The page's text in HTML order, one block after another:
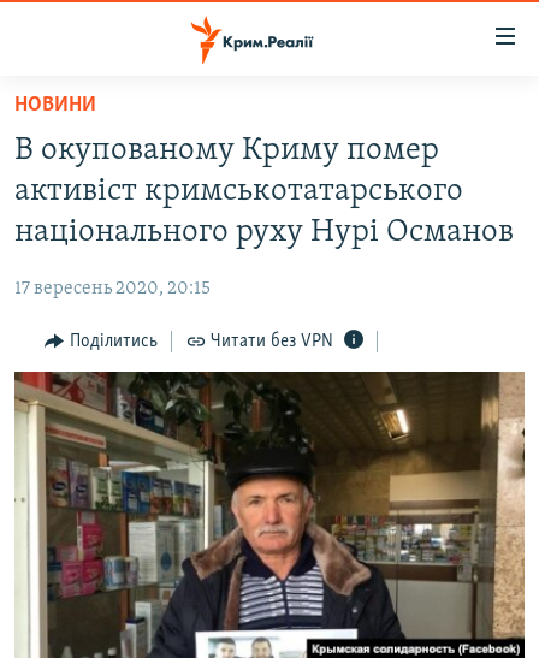
Перейти
основного
матеріалу
Перейти
до
основної
навігації
Перейти
до
пошуку
ВОДА.КРИМ
ВІДЕО ТА ФОТО
БЛОГИ
ПОГЛЯД
ІНТЕРВ'Ю
ВСЕ ЗА ДЕНЬ
СПЕЦПРОЕКТИ
ДЕПОРТАЦІЯ
ВІДЕОУРОКИ «ELIFBE»
СВІДЧЕННЯ ОКУПАЦІЇ
УКРАЇНСЬКА ПРОБЛЕМА КРИМУ
ЯК ОБІЙТИ БЛОКУВАННЯ
Русский
НОВИНИ
В окупованому Криму помер
активіст кримськотатарського
національного руху Нурі Османов
17 вересень 2020, 20:15
Поділитись Читати без VPN